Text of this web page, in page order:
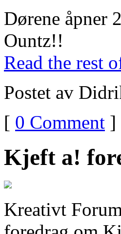
Dørene åpner
Ountz!!
Read the rest
Postet av
[ 0 Comment ]
Kjeft a!
Kreativt